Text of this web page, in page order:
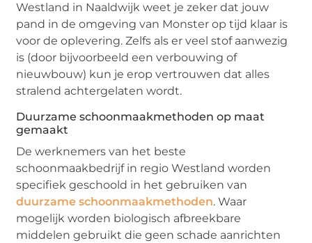
Westland in Naaldwijk weet je zeker dat jouw
pand in de omgeving van Monster op tijd klaar is
voor de oplevering. Zelfs als er veel stof aanwezig
is (door bijvoorbeeld een verbouwing of
nieuwbouw) kun je erop vertrouwen dat alles
stralend achtergelaten wordt.
Duurzame schoonmaakmethoden op maat
gemaakt
De werknemers van het beste
schoonmaakbedrijf in regio Westland worden
specifiek geschoold in het gebruiken van
duurzame schoonmaakmethoden. Waar
mogelijk worden biologisch afbreekbare
middelen gebruikt die geen schade aanrichten